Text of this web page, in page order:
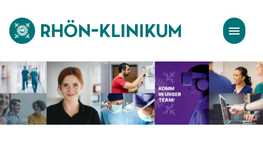
Stellenangebote
Bewerbungstipps